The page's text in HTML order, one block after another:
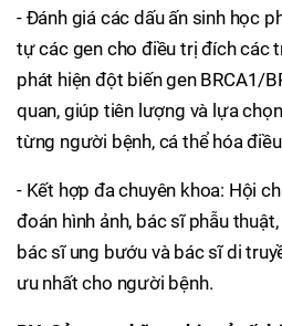
- Đánh giá các dấu ấn sinh học
tự các gen cho điều trị đích các
phát hiện đột biến gen BRCA1/
quan, giúp tiên lượng và lựa
từng người bệnh, cá thể hóa
- Kết hợp đa chuyên khoa: Hội
đoán hình ảnh, bác sĩ phẫu
bác sĩ ung bướu và bác sĩ di
ưu nhất cho người bệnh.